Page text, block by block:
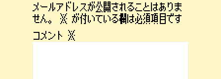
メールアドレスが公開されることはありま
せん。
※ が付いている欄は必須項目です
コメント ※